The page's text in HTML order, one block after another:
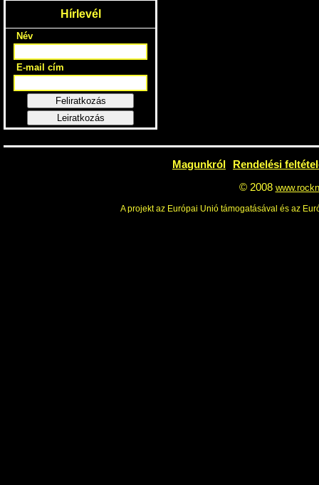
Név
E-mail cím
Feliratkozás
Leiratkozás
Magunkról Rendelési
© 2008